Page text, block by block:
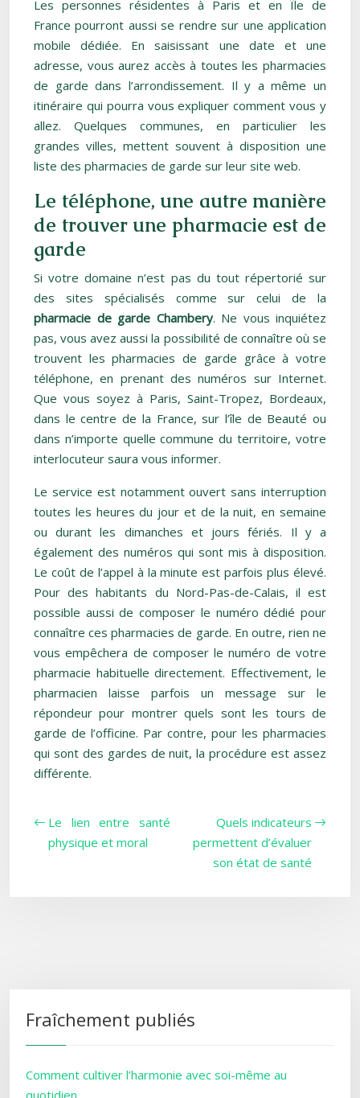
Les personnes résidentes à Paris et en Île de
France pourront aussi se rendre sur une application
mobile dédiée. En saisissant une date et une
adresse, vous aurez accès à toutes les pharmacies
de garde dans l’arrondissement. Il y a même un
itinéraire qui pourra vous expliquer comment vous y
allez. Quelques communes, en particulier les
grandes villes, mettent souvent à disposition une
liste des pharmacies de garde sur leur site web.
Le téléphone, une autre manière
de trouver une pharmacie est de
garde
Si votre domaine n’est pas du tout répertorié sur
des sites spécialisés comme sur celui de la
pharmacie de garde Chambery. Ne vous inquiétez
pas, vous avez aussi la possibilité de connaître où se
trouvent les pharmacies de garde grâce à votre
téléphone, en prenant des numéros sur Internet.
Que vous soyez à Paris, Saint-Tropez, Bordeaux,
dans le centre de la France, sur l’île de Beauté ou
dans n’importe quelle commune du territoire, votre
interlocuteur saura vous informer.
Le service est notamment ouvert sans interruption
toutes les heures du jour et de la nuit, en semaine
ou durant les dimanches et jours fériés. Il y a
également des numéros qui sont mis à disposition.
Le coût de l’appel à la minute est parfois plus élevé.
Pour des habitants du Nord-Pas-de-Calais, il est
possible aussi de composer le numéro dédié pour
connaître ces pharmacies de garde. En outre, rien ne
vous empêchera de composer le numéro de votre
pharmacie habituelle directement. Effectivement, le
pharmacien laisse parfois un message sur le
répondeur pour montrer quels sont les tours de
garde de l’officine. Par contre, pour les pharmacies
qui sont des gardes de nuit, la procédure est assez
différente.
Le lien entre santé
physique et moral
Quels indicateurs
permettent d’évaluer
son état de santé
Fraîchement publiés
Comment cultiver l’harmonie avec soi-même au
quotidien